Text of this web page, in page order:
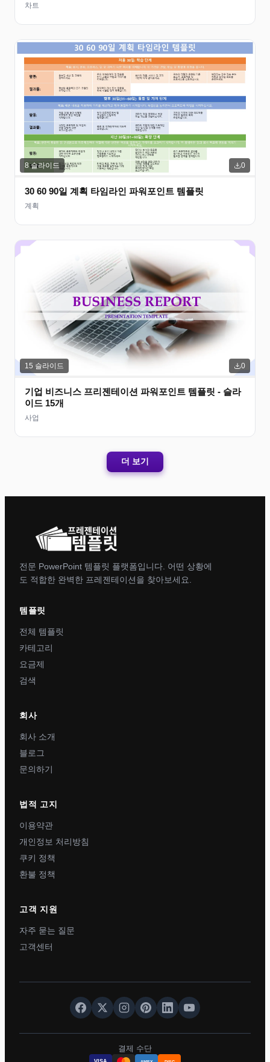
차트
8 슬라이드 0
30 60 90일 계획 타임라인 파워포인트 템플릿
계획
15 슬라이드 0
기업 비즈니스 프리젠테이션 파워포인트 템플릿 - 슬라
이드 15개
사업
더 보기
전문 PowerPoint 템플릿 플랫폼입니다. 어떤 상황에
도 적합한 완벽한 프레젠테이션을 찾아보세요.
템플릿
전체 템플릿
카테고리
요금제
검색
회사
회사 소개
블로그
문의하기
법적 고지
이용약관
개인정보 처리방침
쿠키 정책
환불 정책
고객 지원
자주 묻는 질문
고객센터
결제 수단